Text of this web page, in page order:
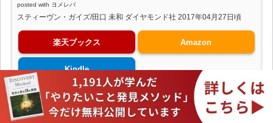
posted with ヨメレバ
スティーヴン・ガイズ/田口 未和 ダイヤモンド社 2017年04月27日頃
楽天ブックス Amazon
Kindle